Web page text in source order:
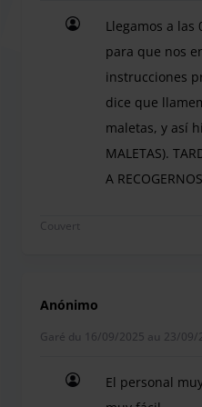
Llegamos a las
para que nos
instrucciones
dice que
maletas, y así
MALETAS).
A
Couvert
Anónimo
Garé du 16/09/2025 au 23/09/
El personal